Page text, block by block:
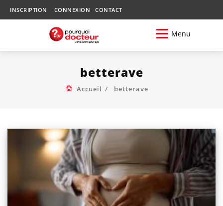
INSCRIPTION CONNEXION CONTACT
Menu
betterave
Accueil betterave